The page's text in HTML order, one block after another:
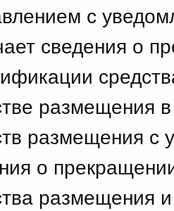
с
сведения о
размещения
размещения с
о
размещения